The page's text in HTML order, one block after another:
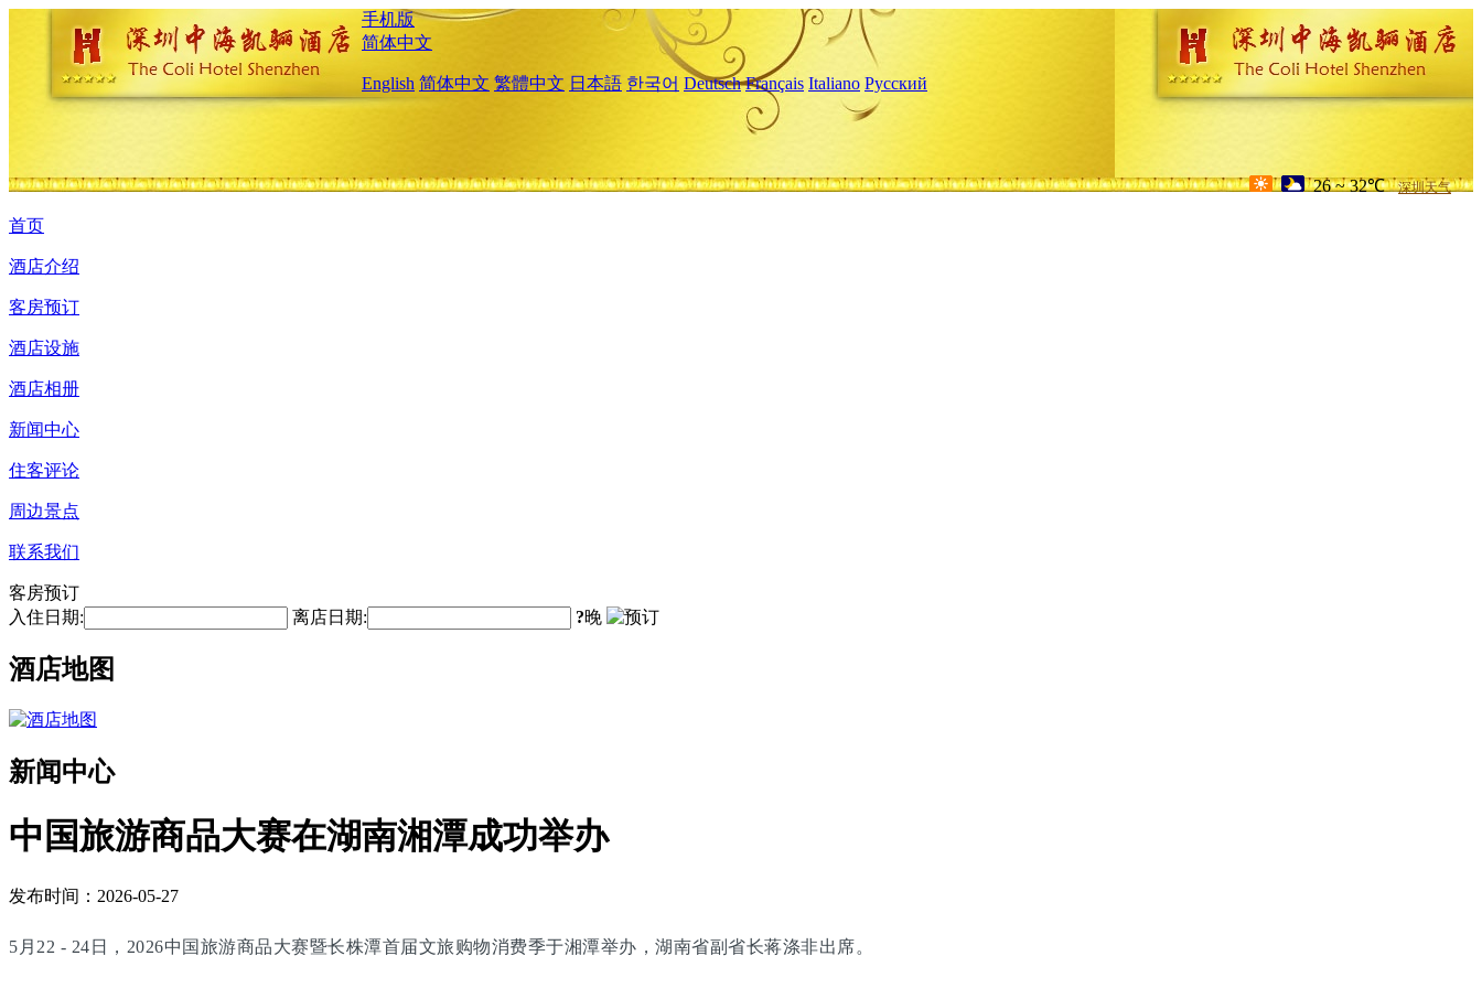
手机版
简体中文
English 简体中文 繁體中文 日本語 한국어 Deutsch Français Italiano Русский
26 ~ 32℃ 深圳天气
首页
酒店介绍
客房预订
酒店设施
酒店相册
新闻中心
住客评论
周边景点
联系我们
客房预订
入住日期:
离店日期: ?晚
酒店地图
新闻中心
中国旅游商品大赛在湖南湘潭成功举办
发布时间：2026-05-27
5月22 - 24日，2026中国旅游商品大赛暨长株潭首届文旅购物消费季于湘潭举办，湖南省副省长蒋涤非出席。